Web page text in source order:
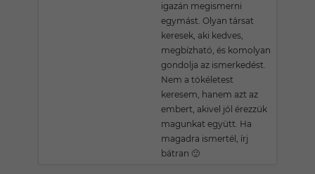
igazán megismerni
egymást. Olyan társat
keresek, aki kedves,
megbízható, és komolyan
gondolja az ismerkedést.
Nem a tökéletest
keresem, hanem azt az
embert, akivel jól érezzük
magunkat együtt. Ha
magadra ismertél, írj
bátran 🙂